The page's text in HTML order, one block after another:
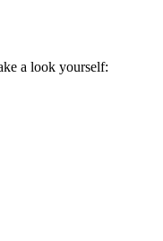
a look yourself: